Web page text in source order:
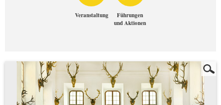
Veranstaltung
Führungen
und Aktionen